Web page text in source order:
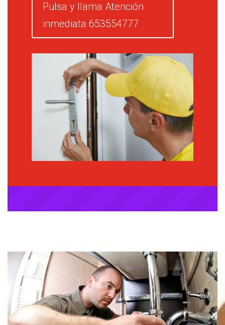
Pulsa y llama Atención
inmediata 653554777